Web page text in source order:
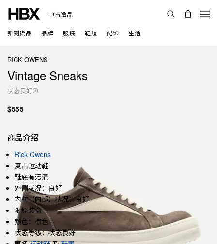
中古逸品
新到货品 品牌 服装 鞋履 配饰 生活
RICK OWENS
Vintage Sneaks
状态良好
$555
商品介绍
Rick Owens
复古运动鞋
鞋底有污渍
外侧状况：良好
内衬（内部）状况：良好
附原装盒
颜色：棕色
状态等级：状态良好